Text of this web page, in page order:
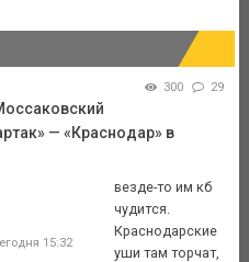
300 29
— «Краснодар» в
15:32
везде-то им кб
чудится.
Краснодарские
уши там торчат,